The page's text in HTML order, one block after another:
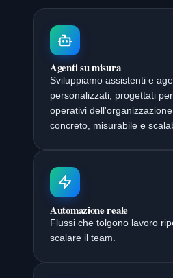
Agenti su misura
Sviluppiamo assistenti e
personalizzati, progettati
operativi
concreto, misurabile e
Automazione reale
Flussi che tolgono lavoro
scalare il team.